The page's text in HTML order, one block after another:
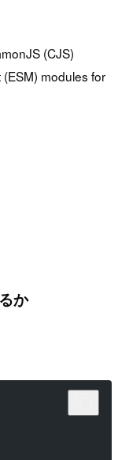
(CJS)
modules for
か